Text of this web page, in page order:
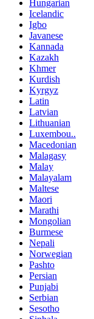
Hungarian
Icelandic
Igbo
Javanese
Kannada
Kazakh
Khmer
Kurdish
Kyrgyz
Latin
Latvian
Lithuanian
Luxembou..
Macedonian
Malagasy
Malay
Malayalam
Maltese
Maori
Marathi
Mongolian
Burmese
Nepali
Norwegian
Pashto
Persian
Punjabi
Serbian
Sesotho